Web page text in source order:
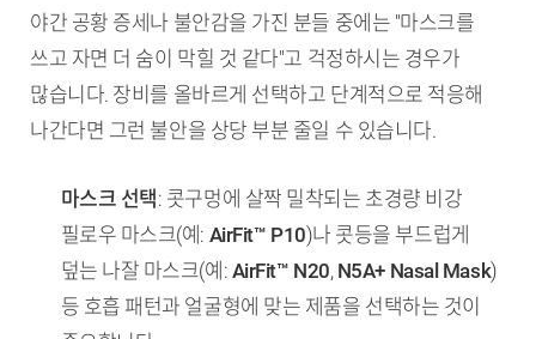
야간 공황 증세나 불안감을 가진 분들 중에는 "마스크를
쓰고 자면 더 숨이 막힐 것 같다"고 걱정하시는 경우가
많습니다. 장비를 올바르게 선택하고 단계적으로 적응해
나간다면 그런 불안을 상당 부분 줄일 수 있습니다.
마스크 선택: 콧구멍에 살짝 밀착되는 초경량 비강
필로우 마스크(예: AirFit™ P10)나 콧등을 부드럽게
덮는 나잘 마스크(예: AirFit™ N20, N5A+ Nasal Mask)
등 호흡 패턴과 얼굴형에 맞는 제품을 선택하는 것이